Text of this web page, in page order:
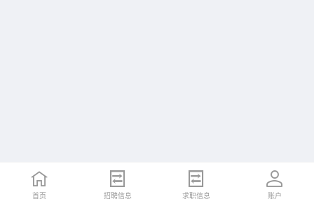
首页 招聘信息 求职信息 账户